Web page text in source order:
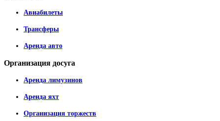
Авиабилеты
Трансферы
Аренда авто
Организация досуга
Аренда лимузинов
Аренда яхт
Организация торжеств